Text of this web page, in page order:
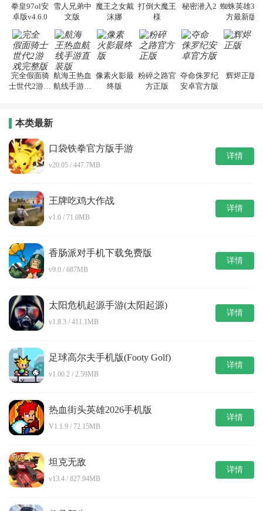
拳皇97ol安
卓版v4.6.0
雪人兄弟中
文版
魔王之女戴
沫娜
打倒大魔王
様
秘密潜入2 蜘蛛英雄3官
方最新版
完全假面骑
士世代2游戏
航海王热血
航线手游直
像素火影最
终版
粉碎之路官
方正版
夺命侏罗纪
安卓官方版
辉烬正版
本类最新
口袋铁拳官方版手游
v20.05 / 447.7MB
详情
王牌吃鸡大作战
v1.0 / 71.0MB
详情
香肠派对手机下载免费版
v9.0 / 687MB
详情
太阳危机起源手游(太阳起源)
v1.8.3 / 411.1MB
详情
足球高尔夫手机版(Footy Golf)
v1.00.2 / 2.59MB
详情
热血街头英雄2026手机版
V1.1.9 / 72.15MB
详情
坦克无敌
v13.4 / 827.94MB
详情